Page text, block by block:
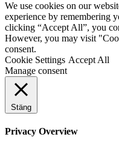
We use cookies on our
experience by remembering
clicking “Accept All”, you
However, you may visit
consent.
Cookie Settings Accept All
Manage consent
Stäng
Privacy Overview